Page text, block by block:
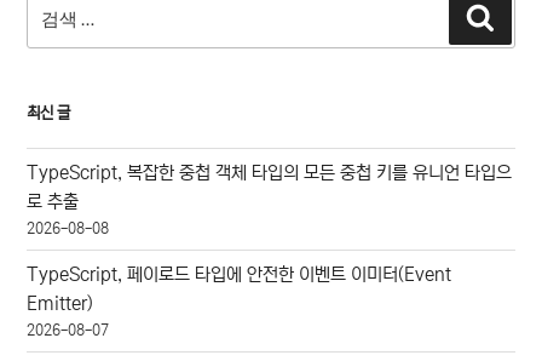
색:
색
최신 글
TypeScript, 복잡한 중첩 객체 타입의 모든 중첩 키를 유니언 타입으
로 추출
2026-08-08
TypeScript, 페이로드 타입에 안전한 이벤트 이미터(Event
Emitter)
2026-08-07